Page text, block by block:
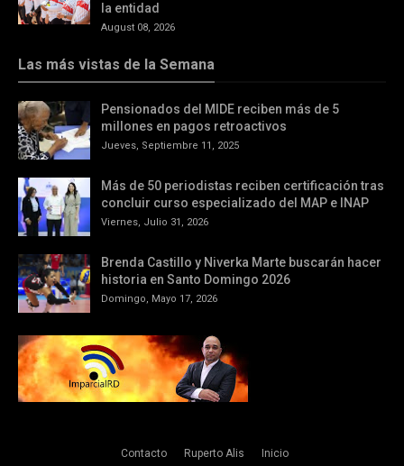
la entidad
August 08, 2026
Las más vistas de la Semana
Pensionados del MIDE reciben más de 5
millones en pagos retroactivos
Jueves, Septiembre 11, 2025
Más de 50 periodistas reciben certificación tras
concluir curso especializado del MAP e INAP
Viernes, Julio 31, 2026
Brenda Castillo y Niverka Marte buscarán hacer
historia en Santo Domingo 2026
Domingo, Mayo 17, 2026
Contacto Ruperto Alis Inicio